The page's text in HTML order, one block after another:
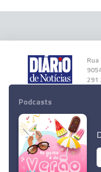
291
© 2023 Empresa
Podcasts